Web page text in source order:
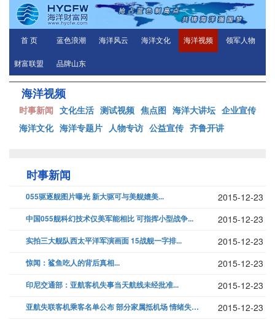
首 页 蓝色浪潮 海洋风云 海洋文化 海洋视频 领军人物
财富联盟 品牌山东
海洋视频
时事新闻 文化生活 测试视频 焦点图 海洋大讲坛 企业宣传
海洋文化 海洋专题片 人物专访 公益宣传 齐鲁开讲
时事新闻
055驱逐舰图片曝光 新大驱可与美舰媲美... 2015-12-23
中国055舰科幻技术仅美军能相比 可指挥小型战争... 2015-12-23
实拍三大舰队西太平洋军演画面 15战舰一字排... 2015-12-23
惊闻：鲨鱼吃人的背后真相... 2015-12-23
印尼交通部：亚航客机失事当天航线未经批准... 2015-12-23
亚航失联客机乘客名单公布 部分家属抵机场 情绪失控大哭... 2015-12-23